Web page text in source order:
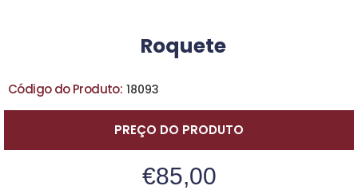
Roquete
Código do Produto: 18093
PREÇO DO PRODUTO
€85,00